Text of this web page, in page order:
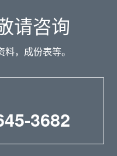
请咨询
，成份表等。
3682